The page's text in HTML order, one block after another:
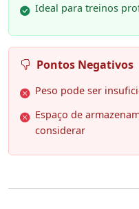
Ideal para treinos
Pontos Negativos
Peso pode ser
Espaço de
considerar